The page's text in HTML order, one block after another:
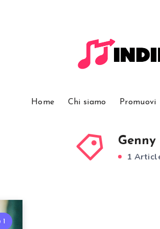
Home Chi siamo Promuovi
Genny
1
1